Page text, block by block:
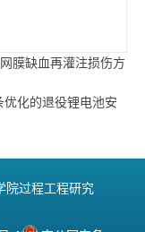
膜缺血再灌注损伤方
化的退役锂电池安
院过程工程研究